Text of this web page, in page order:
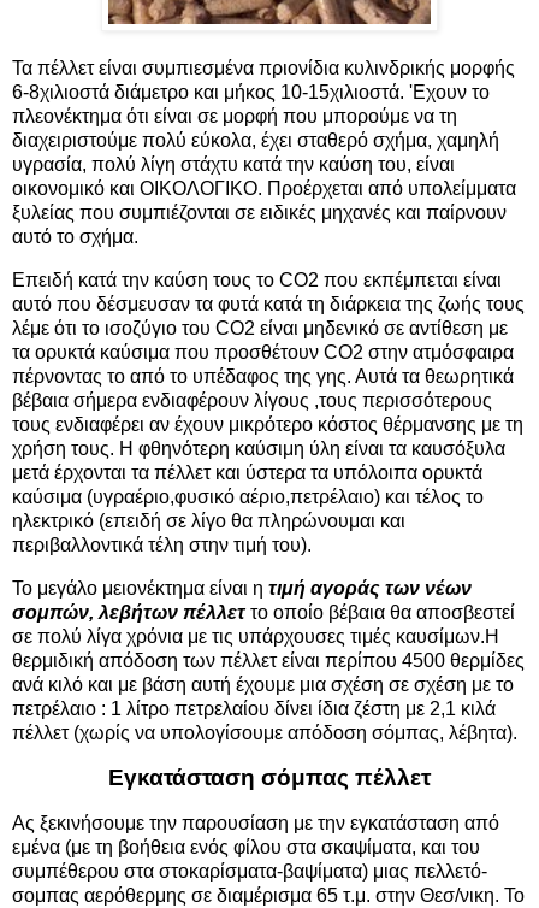
Τα πέλλετ είναι συμπιεσμένα πριονίδια κυλινδρικής μορφής
6-8χιλιοστά διάμετρο και μήκος 10-15χιλιοστά. 'Εχουν το
πλεονέκτημα ότι είναι σε μορφή που μπορούμε να τη
διαχειριστούμε πολύ εύκολα, έχει σταθερό σχήμα, χαμηλή
υγρασία, πολύ λίγη στάχτυ κατά την καύση του, είναι
οικονομικό και ΟΙΚΟΛΟΓΙΚΟ. Προέρχεται από υπολείμματα
ξυλείας που συμπιέζονται σε ειδικές μηχανές και παίρνουν
αυτό το σχήμα.
Επειδή κατά την καύση τους το CO2 που εκπέμπεται είναι
αυτό που δέσμευσαν τα φυτά κατά τη διάρκεια της ζωής τους
λέμε ότι το ισοζύγιο του CO2 είναι μηδενικό σε αντίθεση με
τα ορυκτά καύσιμα που προσθέτουν CO2 στην ατμόσφαιρα
πέρνοντας το από το υπέδαφος της γης. Αυτά τα θεωρητικά
βέβαια σήμερα ενδιαφέρουν λίγους ,τους περισσότερους
τους ενδιαφέρει αν έχουν μικρότερο κόστος θέρμανσης με τη
χρήση τους. Η φθηνότερη καύσιμη ύλη είναι τα καυσόξυλα
μετά έρχονται τα πέλλετ και ύστερα τα υπόλοιπα ορυκτά
καύσιμα (υγραέριο,φυσικό αέριο,πετρέλαιο) και τέλος το
ηλεκτρικό (επειδή σε λίγο θα πληρώνουμαι και
περιβαλλοντικά τέλη στην τιμή του).
Το μεγάλο μειονέκτημα είναι η τιμή αγοράς των νέων
σομπών, λεβήτων πέλλεττο οποίο βέβαια θα αποσβεστεί
σε πολύ λίγα χρόνια με τις υπάρχουσες τιμές καυσίμων.Η
θερμιδική απόδοση των πέλλετ είναι περίπου 4500 θερμίδες
ανά κιλό και με βάση αυτή έχουμε μια σχέση σε σχέση με το
πετρέλαιο : 1 λίτρο πετρελαίου δίνει ίδια ζέστη με 2,1 κιλά
πέλλετ (χωρίς να υπολογίσουμε απόδοση σόμπας, λέβητα).
Εγκατάσταση σόμπας πέλλετ
Ας ξεκινήσουμε την παρουσίαση με την εγκατάσταση από
εμένα (με τη βοήθεια ενός φίλου στα σκαψίματα, και του
συμπέθερου στα στοκαρίσματα-βαψίματα) μιας πελλετό-
σομπας αερόθερμης σε διαμέρισμα 65 τ.μ. στην Θεσ/νικη. Το